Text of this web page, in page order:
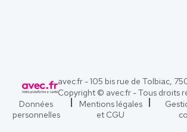
avec.fr - 105 bis rue de Tolbiac,
Copyright © avec.fr - Tous droits
Données
personnelles
Mentions légales
et CGU